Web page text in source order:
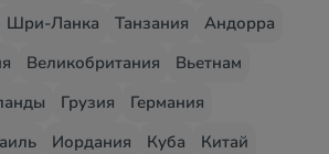
Шри-Ланка Танзания
Андорра
Великобритания
Вьетнам
Грузия
Германия
Иордания Куба
Китай